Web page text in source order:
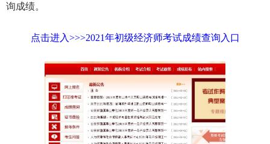
询成绩。
点击进入>>>2021年初级经济师考试成绩查询入口